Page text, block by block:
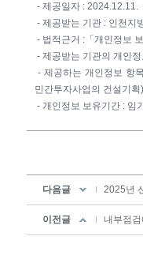
- 제공일자 : 2024.12.11.
- 제공받는 기관 : 인천지
- 법적근거 :「개인정보
- 제공받는 기관의 개인
- 제공하는 개인정보 항
민간투자사업의 건설기
- 개인정보 보유기간 : 임
다음글 2025년
이전글 내부점